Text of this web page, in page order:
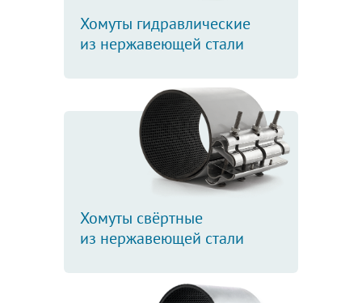
Хомуты гидравлические
из нержавеющей стали
Хомуты свёртные
из нержавеющей стали